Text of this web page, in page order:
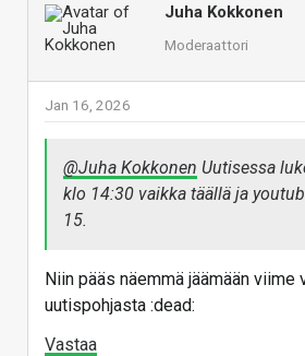
Juha Kokkonen
Moderaattori
Jan 16, 2026
@Juha Kokkonen Uutisessa
klo 14:30 vaikka täällä ja
15.
Niin pääs näemmä jäämään viime
uutispohjasta :dead:
Vastaa